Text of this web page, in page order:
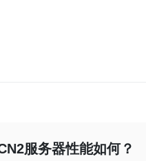
服务器性能如何？